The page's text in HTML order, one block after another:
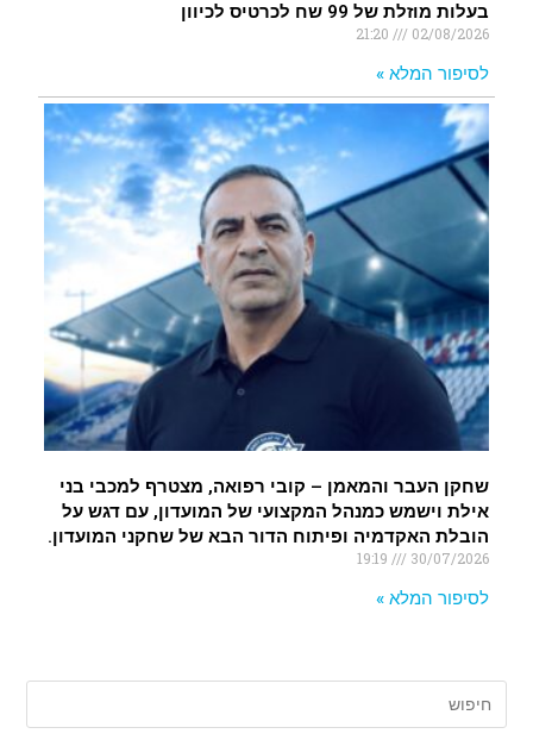
בעלות מוזלת של 99 שח לכרטיס לכיוון
02/08/2026
לסיפור המלא »
שחקן העבר והמאמן – קובי רפואה, מצטרף למכבי בני
אילת וישמש כמנהל המקצועי של המועדון, עם דגש על
הובלת האקדמיה ופיתוח הדור הבא של שחקני המועדון.
30/07/2026
לסיפור המלא »